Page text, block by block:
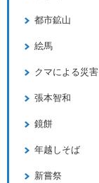
都市鉱山
絵馬
クマによる災害
張本智和
鏡餅
年越しそば
新嘗祭